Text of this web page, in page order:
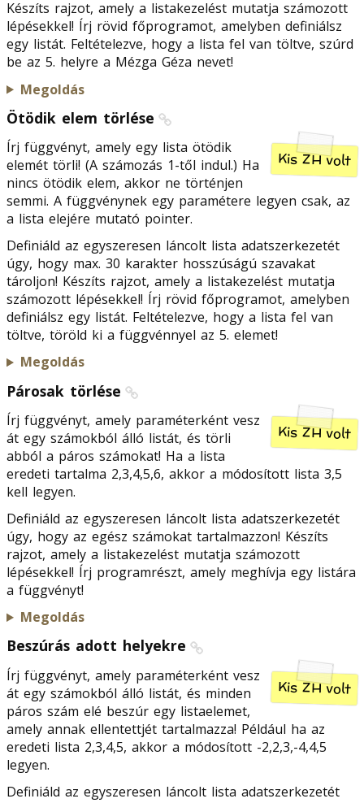
Készíts rajzot, amely a listakezelést mutatja számozott
lépésekkel! Írj rövid főprogramot, amelyben definiálsz
egy listát. Feltételezve, hogy a lista fel van töltve, szúrd
be az 5. helyre a Mézga Géza nevet!
Megoldás
Ötödik elem törlése
Kis ZH volt
Írj függvényt, amely egy lista ötödik
elemét törli! (A számozás 1-től indul.) Ha
nincs ötödik elem, akkor ne történjen
semmi. A függvénynek egy paramétere legyen csak, az
a lista elejére mutató pointer.
Definiáld az egyszeresen láncolt lista adatszerkezetét
úgy, hogy max. 30 karakter hosszúságú szavakat
tároljon! Készíts rajzot, amely a listakezelést mutatja
számozott lépésekkel! Írj rövid főprogramot, amelyben
definiálsz egy listát. Feltételezve, hogy a lista fel van
töltve, töröld ki a függvénnyel az 5. elemet!
Megoldás
Párosak törlése
Kis ZH volt
Írj függvényt, amely paraméterként vesz
át egy számokból álló listát, és törli
abból a páros számokat! Ha a lista
eredeti tartalma 2,3,4,5,6, akkor a módosított lista 3,5
kell legyen.
Definiáld az egyszeresen láncolt lista adatszerkezetét
úgy, hogy az egész számokat tartalmazzon! Készíts
rajzot, amely a listakezelést mutatja számozott
lépésekkel! Írj programrészt, amely meghívja egy listára
a függvényt!
Megoldás
Beszúrás adott helyekre
Kis ZH volt
Írj függvényt, amely paraméterként vesz
át egy számokból álló listát, és minden
páros szám elé beszúr egy listaelemet,
amely annak ellentettjét tartalmazza! Például ha az
eredeti lista 2,3,4,5, akkor a módosított -2,2,3,-4,4,5
legyen.
Definiáld az egyszeresen láncolt lista adatszerkezetét